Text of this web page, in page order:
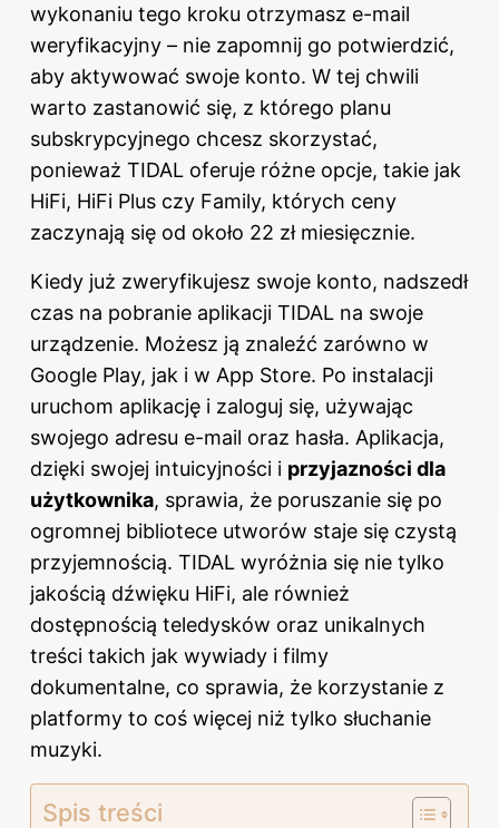
wykonaniu tego kroku otrzymasz e-mail
weryfikacyjny – nie zapomnij go potwierdzić,
aby aktywować swoje konto. W tej chwili
warto zastanowić się, z którego planu
subskrypcyjnego chcesz skorzystać,
ponieważ TIDAL oferuje różne opcje, takie jak
HiFi, HiFi Plus czy Family, których ceny
zaczynają się od około 22 zł miesięcznie.
Kiedy już zweryfikujesz swoje konto, nadszedł
czas na pobranie aplikacji TIDAL na swoje
urządzenie. Możesz ją znaleźć zarówno w
Google Play, jak i w App Store. Po instalacji
uruchom aplikację i zaloguj się, używając
swojego adresu e-mail oraz hasła. Aplikacja,
dzięki swojej intuicyjności i przyjazności dla
użytkownika, sprawia, że poruszanie się po
ogromnej bibliotece utworów staje się czystą
przyjemnością. TIDAL wyróżnia się nie tylko
jakością dźwięku HiFi, ale również
dostępnością teledysków oraz unikalnych
treści takich jak wywiady i filmy
dokumentalne, co sprawia, że korzystanie z
platformy to coś więcej niż tylko słuchanie
muzyki.
Spis treści